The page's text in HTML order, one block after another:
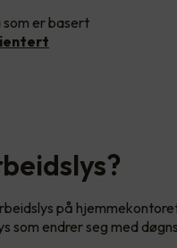
er basert
på
som endrer seg med